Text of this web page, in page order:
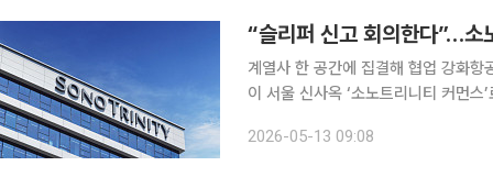
“슬리퍼 신고 회의한다”…소
계열사 한 공간에 집결해 협업 강화항공 훈련
이 서울 신사옥 ‘소노트리니티 커먼
업무 공간, 지역사회 개방형 시설 등
2026-05-13 09:08